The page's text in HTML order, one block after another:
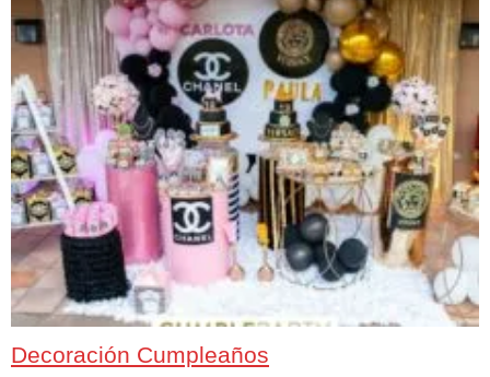
Decoración Cumpleaños